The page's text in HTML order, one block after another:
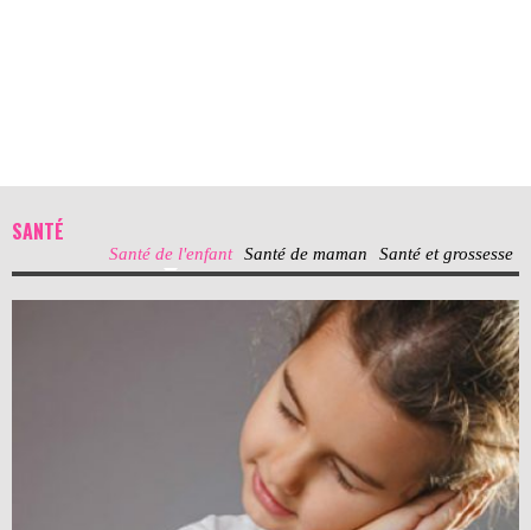
SANTÉ
Santé de l'enfant Santé de maman Santé et grossesse